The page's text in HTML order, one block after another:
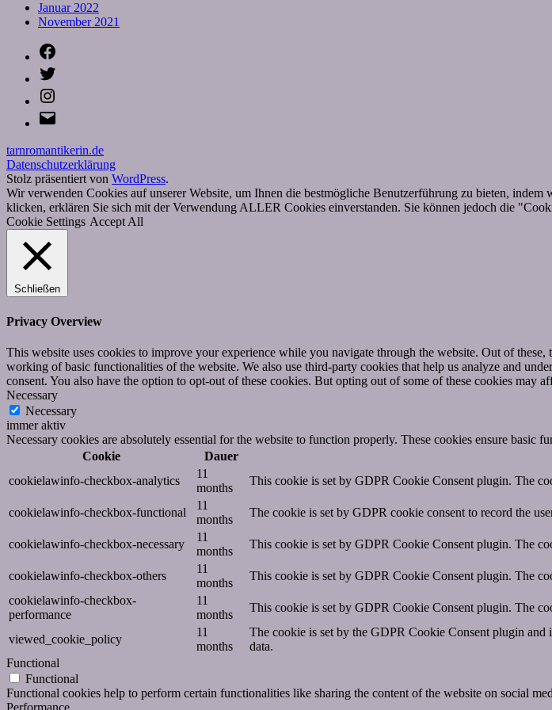
Januar 2022
November 2021
tarnromantikerin.de
Datenschutzerklärung
Stolz präsentiert von WordPress.
Wir verwenden Cookies auf unserer Website, um Ihnen die bestmögliche Benutzerführung zu bieten,
klicken, erklären Sie sich mit der Verwendung ALLER Cookies einverstanden. Sie können jedoch die
Cookie Settings Accept All
Schließen
Privacy Overview
This website uses cookies to improve your experience while you navigate through the website. Out of
working of basic functionalities of the website. We also use third-party cookies that help us analyze and
consent. You also have the option to opt-out of these cookies. But opting out of some of these cookies may
Necessary
Necessary
immer aktiv
Necessary cookies are absolutely essential for the website to function properly. These cookies ensure basic
Cookie
Dauer
cookielawinfo-checkbox-analytics
11
months
This cookie is set by GDPR Cookie Consent plugin. The
cookielawinfo-checkbox-functional
11
months
The cookie is set by GDPR cookie consent to record the
cookielawinfo-checkbox-necessary
11
months
This cookie is set by GDPR Cookie Consent plugin. The
cookielawinfo-checkbox-others
11
months
This cookie is set by GDPR Cookie Consent plugin. The
cookielawinfo-checkbox-
performance
11
months
This cookie is set by GDPR Cookie Consent plugin. The
viewed_cookie_policy
11
months
The cookie is set by the GDPR Cookie Consent plugin and
data.
Functional
Functional
Functional cookies help to perform certain functionalities like sharing the content of the website on social
Performance